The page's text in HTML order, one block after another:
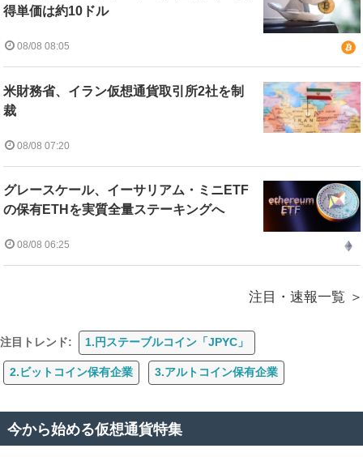
得単価は約10ドル
08/08 08:05
米財務省、イラン仮想通貨取引所2社を制
裁
08/08 07:20
グレースケール、イーサリアム・ミニETF
の保有ETHを実質全量ステーキングへ
08/08 06:25
注目・速報一覧
注目トレンド: 1.円ステーブルコイン「JPYC」
2.ビットコイン保有企業 3.アルトコイン保有企業
今から始める仮想通貨特集